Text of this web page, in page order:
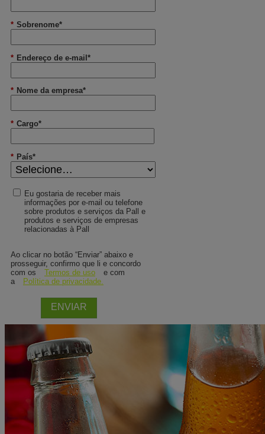
* Sobrenome*
* Endereço de e-mail*
* Nome da empresa*
* Cargo*
* País*
Eu gostaria de receber mais
informações por e-mail ou telefone
sobre produtos e serviços da Pall e
produtos e serviços de empresas
relacionadas à Pall
Ao clicar no botão “Enviar” abaixo e
prosseguir, confirmo que li e concordo
com os
Termos de uso
e com
a
Política de privacidade.
ENVIAR